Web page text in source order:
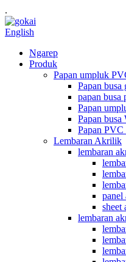
.
English
Ngarep
Produk
Papan umpluk
Papan busa
papan busa
Papan
Papan busa
Papan PVC
Lembaran Akrilik
lembaran
panel
sheet
lembaran